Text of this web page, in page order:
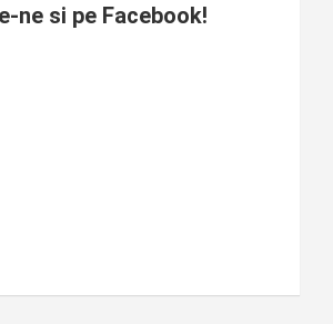
ne si pe Facebook!